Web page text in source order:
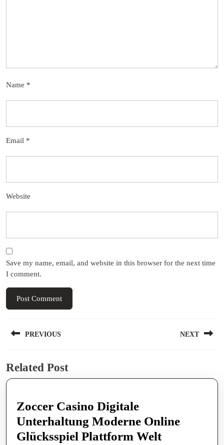
Name *
Email *
Website
Save my name, email, and website in this browser for the next time
I comment.
navigation
PREVIOUS
post:
NEXT
Related Post
Zoccer Casino Digitale
Unterhaltung Moderne Online
Glücksspiel Plattform WeltZoccer